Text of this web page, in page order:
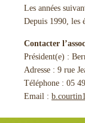
Les années
Depuis 1990, les
Contacter
Président(e) :
Adresse : 9 rue
Téléphone : 05
Email :